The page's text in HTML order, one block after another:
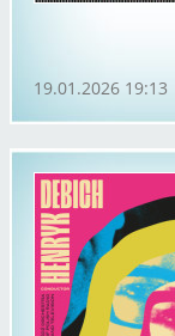
19.01.2026 19:13